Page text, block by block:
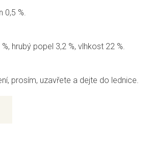
%.
hrubý popel 3,2 %, vlhkost 22 %.
prosím, uzavřete a dejte do lednice.